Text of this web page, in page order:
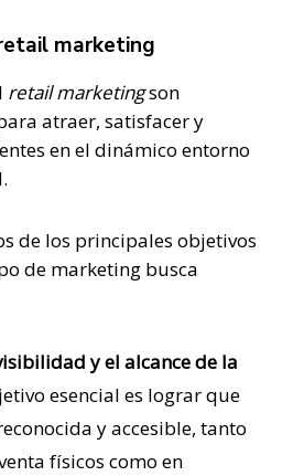
marketing
retail marketingson
atraer, satisfacer y
en el dinámico entorno
de los principales objetivos
de marketing busca
y el alcance de la
esencial es lograr que
y accesible, tanto
físicos como en